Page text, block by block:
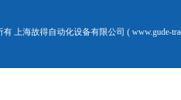
有 上海故得自动化设备有限公司 ( www.gude-